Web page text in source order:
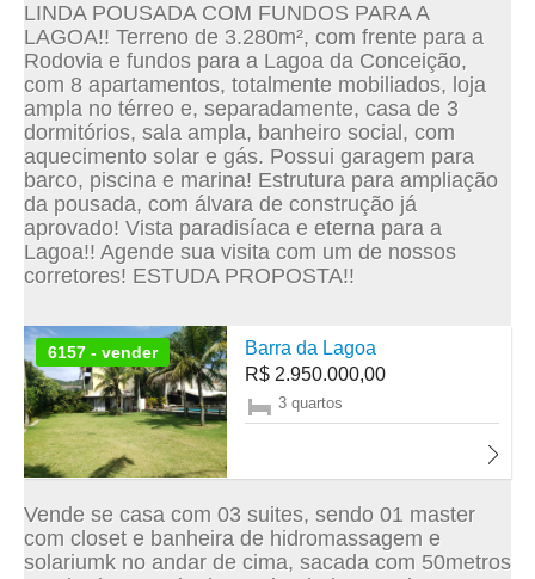
LINDA POUSADA COM FUNDOS PARA A
LAGOA!! Terreno de 3.280m², com frente para a
Rodovia e fundos para a Lagoa da Conceição,
com 8 apartamentos, totalmente mobiliados, loja
ampla no térreo e, separadamente, casa de 3
dormitórios, sala ampla, banheiro social, com
aquecimento solar e gás. Possui garagem para
barco, piscina e marina! Estrutura para ampliação
da pousada, com álvara de construção já
aprovado! Vista paradisíaca e eterna para a
Lagoa!! Agende sua visita com um de nossos
corretores! ESTUDA PROPOSTA!!
6157 - vender
Barra da Lagoa
R$ 2.950.000,00
3 quartos
Vende se casa com 03 suites, sendo 01 master
com closet e banheira de hidromassagem e
solariumk no andar de cima, sacada com 50metros